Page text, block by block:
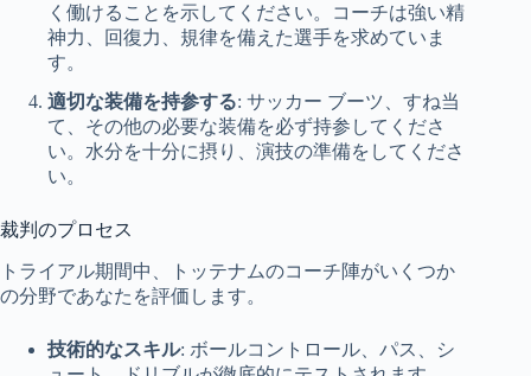
く働けることを示してください。コーチは強い精
神力、回復力、規律を備えた選手を求めていま
す。
適切な装備を持参する: サッカー ブーツ、すね当
て、その他の必要な装備を必ず持参してくださ
い。水分を十分に摂り、演技の準備をしてくださ
い。
裁判のプロセス
トライアル期間中、トッテナムのコーチ陣がいくつか
の分野であなたを評価します。
技術的なスキル: ボールコントロール、パス、シ